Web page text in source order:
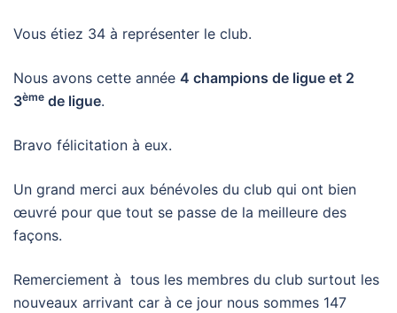
Vous étiez 34 à représenter le club.
Nous avons cette année 4 champions de ligue et 2
3ème de ligue.
Bravo félicitation à eux.
Un grand merci aux bénévoles du club qui ont bien
œuvré pour que tout se passe de la meilleure des
façons.
Remerciement à tous les membres du club surtout les
nouveaux arrivant car à ce jour nous sommes 147